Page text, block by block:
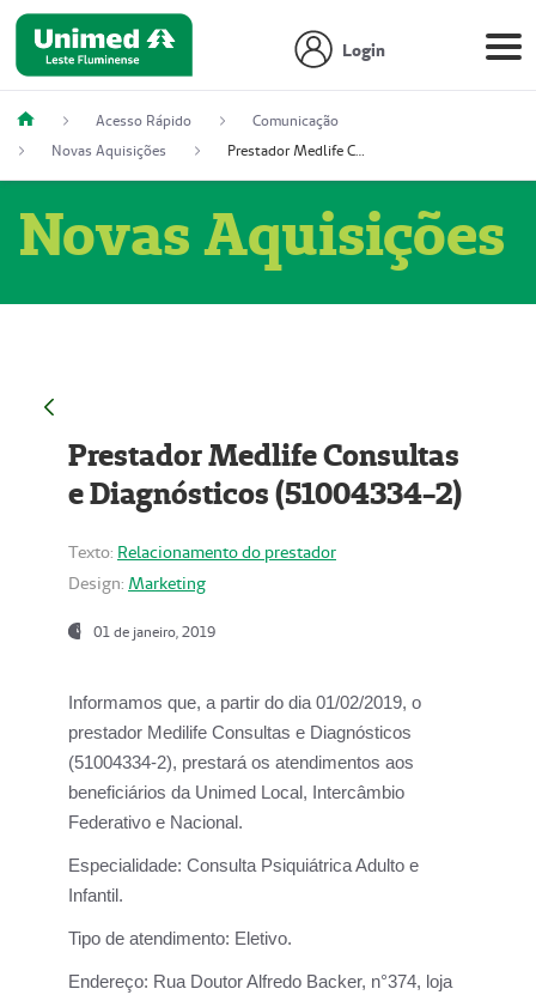
Login
Acesso Rápido
Comunicação
Novas Aquisições
Prestador Medlife Consultas e Diagnósticos (51004334-2)
Novas Aquisições
Prestador Medlife Consultas
e Diagnósticos (51004334-2)
Texto: Relacionamento do prestador
Design: Marketing
01 de janeiro, 2019
Informamos que, a partir do dia 01/02/2019, o
prestador Medilife Consultas e Diagnósticos
(51004334-2), prestará os atendimentos aos
beneficiários da Unimed Local, Intercâmbio
Federativo e Nacional.
Especialidade: Consulta Psiquiátrica Adulto e
Infantil.
Tipo de atendimento: Eletivo.
Endereço: Rua Doutor Alfredo Backer, n°374, loja